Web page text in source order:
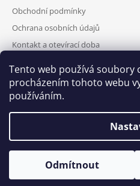
Tento web používá soubory
procházením tohoto webu
používáním.
Odmítnout
Otevírací doba: Úterý - Neděle
Obchodní podmínky
Ochrana osobních údajů
Kontakt a otevírací doba
O nás
© 2026 DOX BY QUBUS. Všechna
vyhrazena.